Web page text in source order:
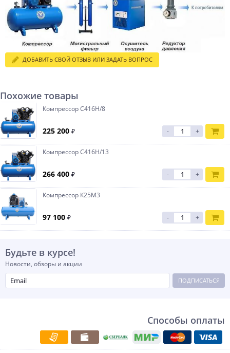
ДОБАВИТЬ СВОЙ ОТЗЫВ ИЛИ ЗАДАТЬ ВОПРОС
Похожие товары
Компрессор С416Н/8
225 200 ₽ - +
Компрессор С416Н/13
266 400 ₽ - +
Компрессор К25М3
97 100 ₽ - +
Будьте в курсе!
Новости, обзоры и акции
ПОДПИСАТЬСЯ
Способы оплаты